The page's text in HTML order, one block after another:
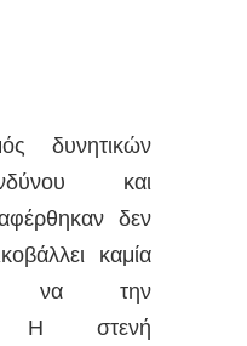
δυνητικών
και
δεν
καμία
να την
Η στενή